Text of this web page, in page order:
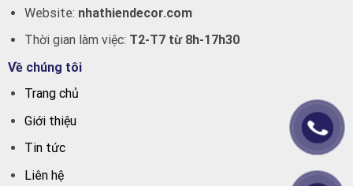
Website: nhathiendecor.com
Thời gian làm việc: T2-T7 từ 8h-17h30
Về chúng tôi
Trang chủ
Giới thiệu
Tin tức
Liên hệ